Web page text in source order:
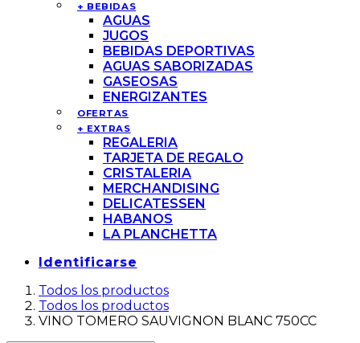
+ BEBIDAS
AGUAS
JUGOS
BEBIDAS DEPORTIVAS
AGUAS SABORIZADAS
GASEOSAS
ENERGIZANTES
OFERTAS
+ EXTRAS
REGALERIA
TARJETA DE REGALO
CRISTALERIA
MERCHANDISING
DELICATESSEN
HABANOS
LA PLANCHETTA
Identificarse
Todos los productos
Todos los productos
VINO TOMERO SAUVIGNON BLANC 750CC